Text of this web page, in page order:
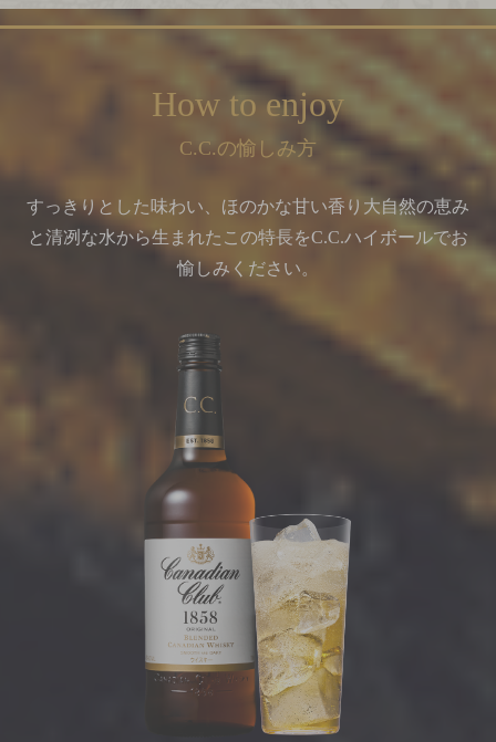
How to enjoy
C.C.の愉しみ方
すっきりとした味わい、ほのかな甘い香り 大自然の恵み
と清冽な水から生まれたこの特長をC.C.ハイボールでお
愉しみください。